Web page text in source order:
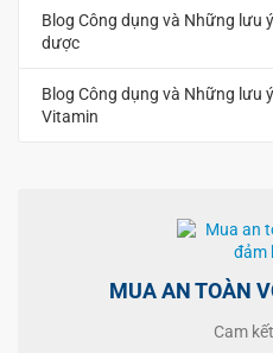
Blog Công dụng và Những lưu
dược
Blog Công dụng và Những lưu
Vitamin
MUA AN TOÀN
Cam